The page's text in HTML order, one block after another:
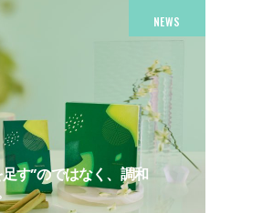
NEWS
す”のではなく、調和